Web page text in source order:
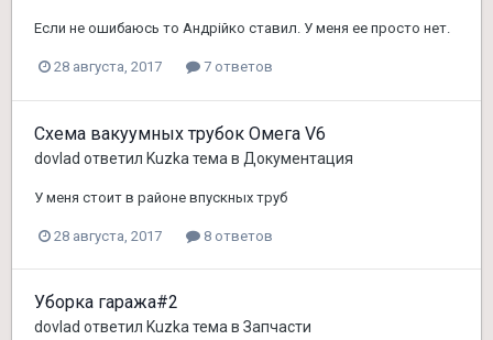
Если не ошибаюсь то Андрiйко ставил. У меня ее просто нет.
28 августа, 2017 7 ответов
Схема вакуумных трубок Омега V6
dovlad ответил Kuzka тема в Документация
У меня стоит в районе впускных труб
28 августа, 2017 8 ответов
Уборка гаража#2
dovlad ответил Kuzka тема в Запчасти